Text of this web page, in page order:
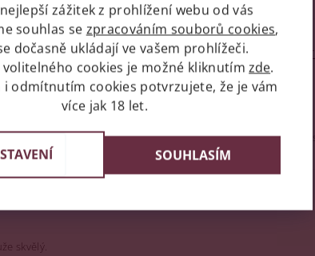
vkládat příspěvky. Prosímpřihlaste se
výborným koncem. Dobře se pije ať už s ledem nebo bez.
skvělý.
zážitek z prohlížení webu od vás
souhlas se zpracováním souborů cookies,
dočasně ukládají ve vašem prohlížeči.
cookies je možné kliknutímzde.
i odmítnutím cookies potvrzujete, že je vám
více jak 18 let.
SOUHLASÍM